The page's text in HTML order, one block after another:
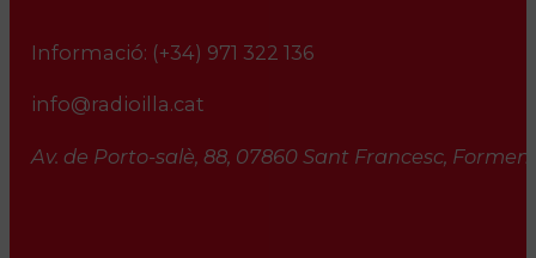
Informació: (+34) 971 322 136
info@radioilla.cat
Av. de Porto-salè, 88, 07860 Sant Francesc,